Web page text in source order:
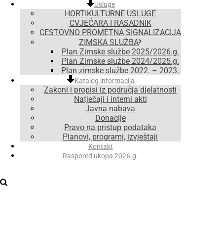
Usluge
HORTIKULTURNE USLUGE
CVJEĆARA I RASADNIK
CESTOVNO PROMETNA SIGNALIZACIJA
ZIMSKA SLUŽBA
Plan Zimske službe 2025/2026.g.
Plan Zimske službe 2024/2025.g.
Plan zimske službe 2022. – 2023.
Katalog informacija
Zakoni i propisi iz područja djelatnosti
Natječaji i interni akti
Javna nabava
Donacije
Pravo na pristup podataka
Planovi, programi, izvještaji
Kontakt
Raspored ukopa 2026.g.